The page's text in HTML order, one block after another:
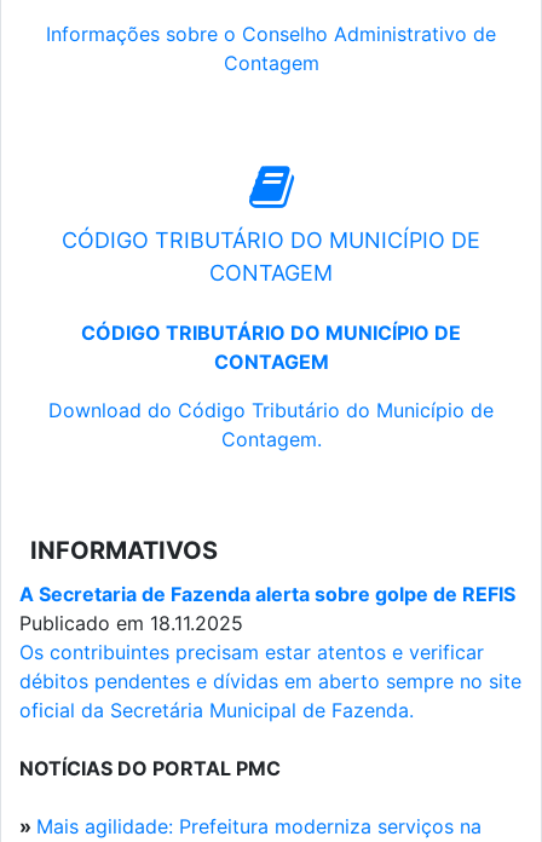
Informações sobre o Conselho Administrativo de
Contagem
CÓDIGO TRIBUTÁRIO DO MUNICÍPIO DE
CONTAGEM
CÓDIGO TRIBUTÁRIO DO MUNICÍPIO DE
CONTAGEM
Download do Código Tributário do Município de
Contagem.
INFORMATIVOS
A Secretaria de Fazenda alerta sobre golpe de REFIS
Publicado em 18.11.2025
Os contribuintes precisam estar atentos e verificar
débitos pendentes e dívidas em aberto sempre no site
oficial da Secretária Municipal de Fazenda.
NOTÍCIAS DO PORTAL PMC
» Mais agilidade: Prefeitura moderniza serviços na